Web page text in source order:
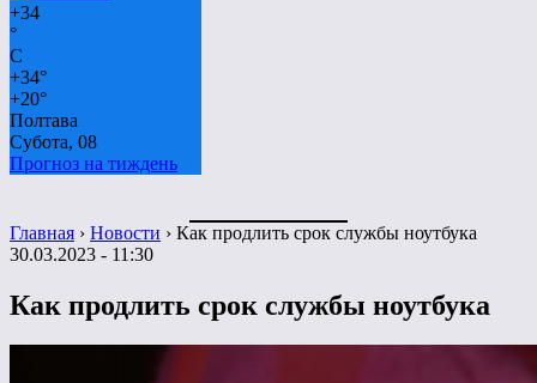
+34
°
C
+34°
+20°
Полтава
Субота, 08
Прогноз на тиждень
Главная › Новости › Как продлить срок службы ноутбука
30.03.2023 - 11:30
Как продлить срок службы ноутбука